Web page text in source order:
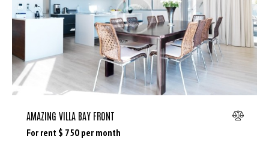
Laundry (7)
Lawn (5)
Microwave (8)
Outdoor shower (8)
Refrigerator (4)
Sauna (7)
TV Cable (6)
WiFi (11)
AMAZING VILLA BAY FRONT
For rent $ 750 per month